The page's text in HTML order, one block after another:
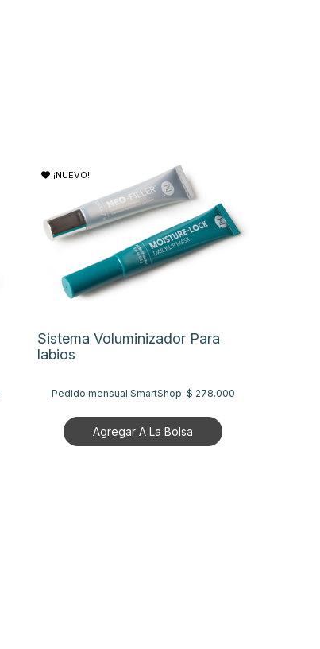
¡NUEVO!
Sistema Voluminizador Para
labios
Pedido mensual SmartShop: $ 278.000
Agregar A La Bolsa